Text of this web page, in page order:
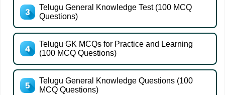
Telugu General Knowledge Test (100 MCQ
Questions)
Telugu GK MCQs for Practice and Learning
(100 MCQ Questions)
Telugu General Knowledge Questions (100
MCQ Questions)